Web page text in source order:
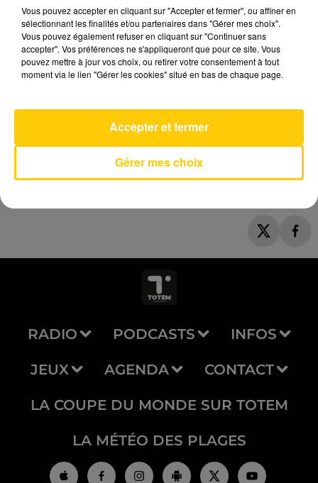
BON JOVI
RADIO PODCASTS INFOS
JEUX AGENDA CONTACT
LA COUPE DU MONDE SUR TOTEM
LA MÉTÉO DES PLAGES
Vous pouvez accepter en cliquant sur "Accepter et fermer", ou affiner en
sélectionnant les finalités et/ou partenaires dans "Gérer mes choix".
Vous pouvez également refuser en cliquant sur "Continuer sans
accepter". Vos préférences ne s'appliqueront que pour ce site. Vous
pouvez mettre à jour vos choix, ou retirer votre consentement à tout
moment via le lien "Gérer les cookies" situé en bas de chaque page.
Gérer mes choix
Accepter et fermer